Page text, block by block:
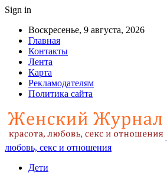
Sign in
Воскресенье, 9 августа, 2026
Главная
Контакты
Лента
Карта
Рекламодателям
Политика сайта
любовь, секс и отношения
Дети